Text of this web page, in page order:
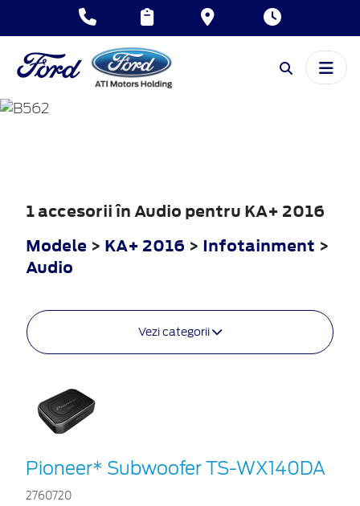
KA+
1 accesorii în Audio pentru KA+ 2016
Modele > KA+ 2016 > Infotainment >
Audio
Vezi categorii
Pioneer* Subwoofer TS-WX140DA
2760720